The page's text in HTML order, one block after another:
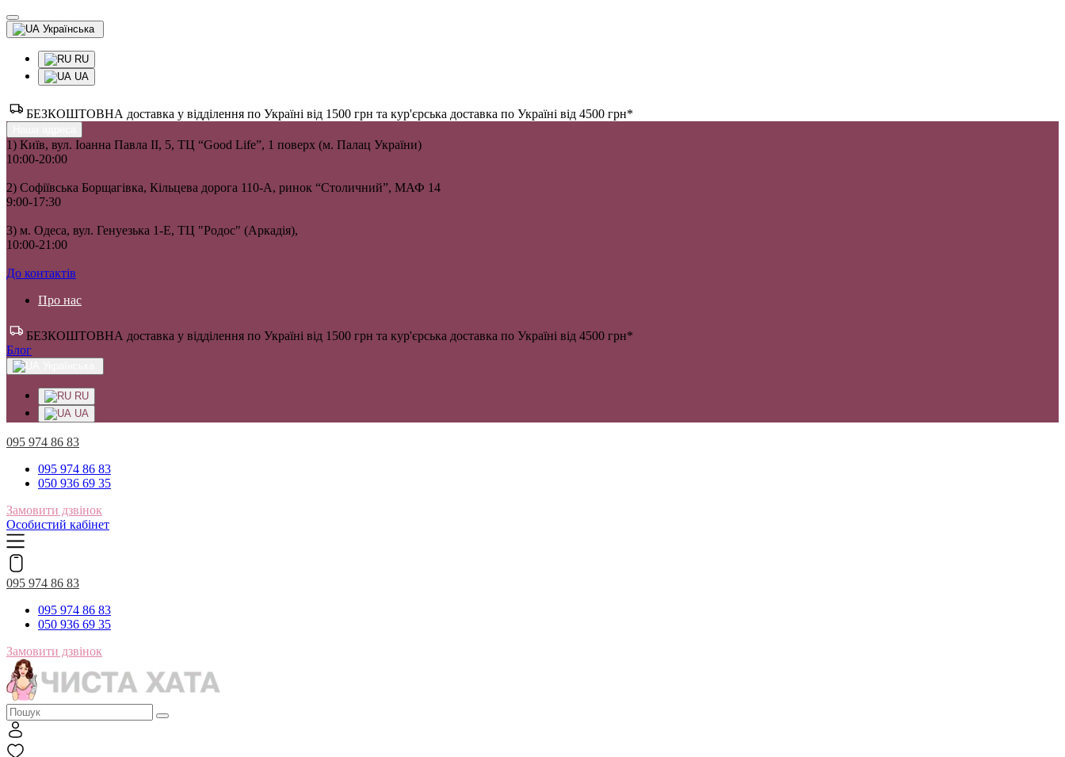
Українська
RU
UA
БЕЗКОШТОВНА доставка у відділення по Україні від 1500 грн та кур'єрська доставка по Україні від 4500 грн*
1) Київ, вул. Іоанна Павла II, 5, ТЦ “Good Life”, 1 поверх (м. Палац України)
10:00-20:00
2) Софіївська Борщагівка, Кільцева дорога 110-А, ринок “Столичний”, МАФ 14
9:00-17:30
3) м. Одеса, вул. Генуезька 1-Е, ТЦ "Родос" (Аркадія),
10:00-21:00
До контактів
Про нас
БЕЗКОШТОВНА доставка у відділення по Україні від 1500 грн та кур'єрська доставка по Україні від 4500 грн*
Блог
RU
UA
095 974 86 83
095 974 86 83
050 936 69 35
Замовити дзвінок
Особистий кабінет
095 974 86 83
095 974 86 83
050 936 69 35
Замовити дзвінок